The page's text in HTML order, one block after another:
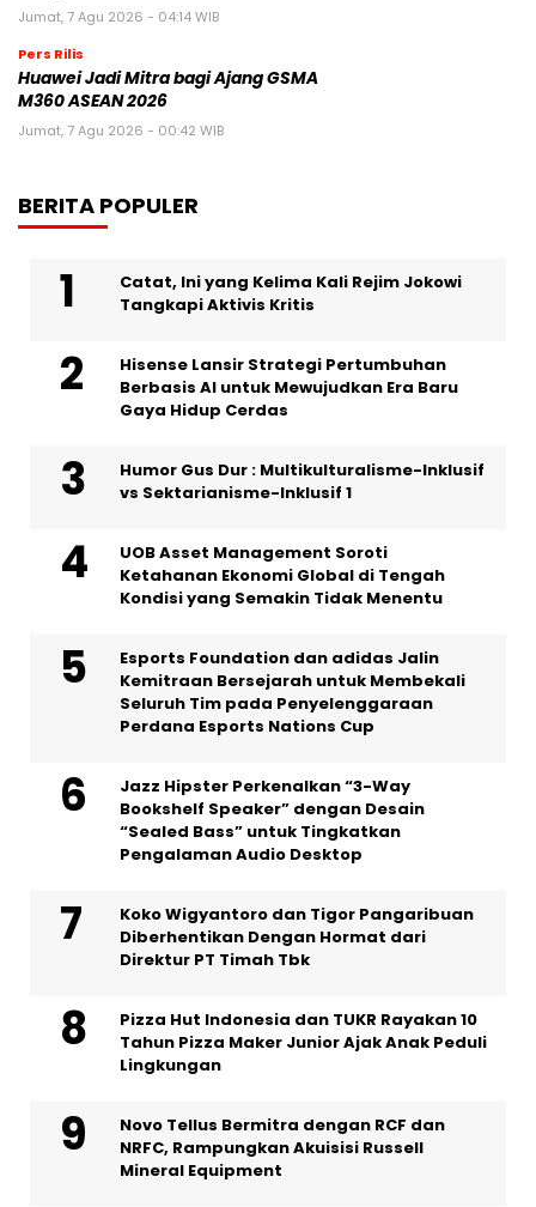
Jumat, 7 Agu 2026 - 04:14 WIB
Pers Rilis
Huawei Jadi Mitra bagi Ajang GSMA
M360 ASEAN 2026
Jumat, 7 Agu 2026 - 00:42 WIB
BERITA POPULER
Catat, Ini yang Kelima Kali Rejim Jokowi
Tangkapi Aktivis Kritis
Hisense Lansir Strategi Pertumbuhan
Berbasis AI untuk Mewujudkan Era Baru
Gaya Hidup Cerdas
Humor Gus Dur : Multikulturalisme-Inklusif
vs Sektarianisme-Inklusif 1
UOB Asset Management Soroti
Ketahanan Ekonomi Global di Tengah
Kondisi yang Semakin Tidak Menentu
Esports Foundation dan adidas Jalin
Kemitraan Bersejarah untuk Membekali
Seluruh Tim pada Penyelenggaraan
Perdana Esports Nations Cup
Jazz Hipster Perkenalkan “3-Way
Bookshelf Speaker” dengan Desain
“Sealed Bass” untuk Tingkatkan
Pengalaman Audio Desktop
Koko Wigyantoro dan Tigor Pangaribuan
Diberhentikan Dengan Hormat dari
Direktur PT Timah Tbk
Pizza Hut Indonesia dan TUKR Rayakan 10
Tahun Pizza Maker Junior Ajak Anak Peduli
Lingkungan
Novo Tellus Bermitra dengan RCF dan
NRFC, Rampungkan Akuisisi Russell
Mineral Equipment